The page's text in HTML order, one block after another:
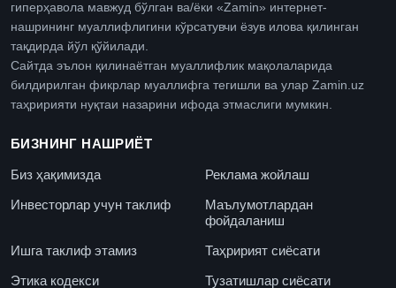
гиперҳавола мавжуд бўлган ва/ёки «Zamin» интернет-
нашрининг муаллифлигини кўрсатувчи ёзув илова қилинган
тақдирда йўл қўйилади.
Сайтда эълон қилинаётган муаллифлик мақолаларида
билдирилган фикрлар муаллифга тегишли ва улар Zamin.uz
таҳририяти нуқтаи назарини ифода этмаслиги мумкин.
БИЗНИНГ НАШРИЁТ
Биз ҳақимизда
Реклама жойлаш
Инвесторлар учун таклиф
Маълумотлардан
фойдаланиш
Ишга таклиф этамиз
Таҳририят сиёсати
Этика кодекси
Тузатишлар сиёсати